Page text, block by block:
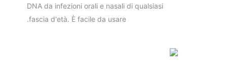
DNA da infezioni orali e nasali di qualsiasi
fascia d'età. È facile da usare.